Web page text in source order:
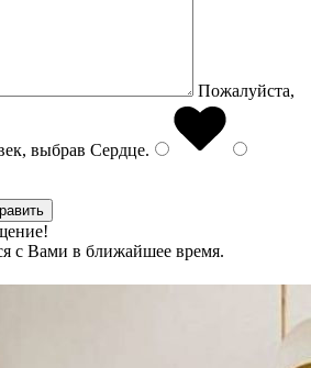
Пожалуйста,
выбрав Сердце.
с Вами в ближайшее время.